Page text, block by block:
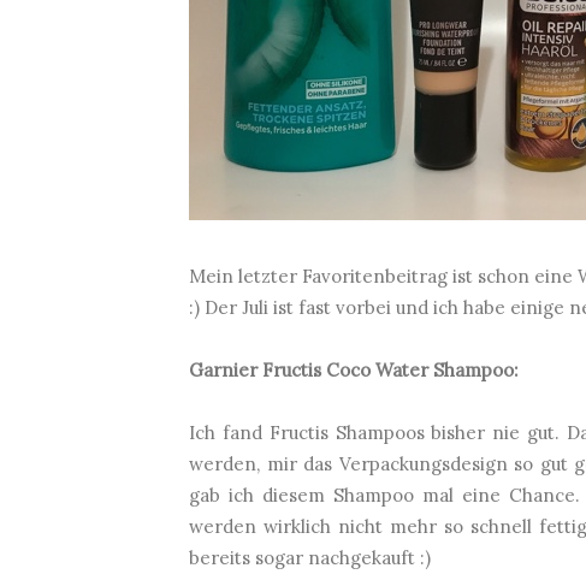
Mein letzter Favoritenbeitrag ist schon eine
:) Der Juli ist fast vorbei und ich habe einige
Garnier Fructis Coco Water Shampoo:
Ich fand Fructis Shampoos bisher nie gut.
werden, mir das Verpackungsdesign so
gab ich diesem Shampoo mal eine
werden wirklich nicht mehr so schnell
bereits sogar nachgekauft :)